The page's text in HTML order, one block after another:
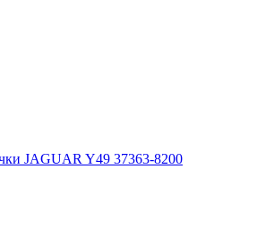
JAGUAR Y49 37363-8200